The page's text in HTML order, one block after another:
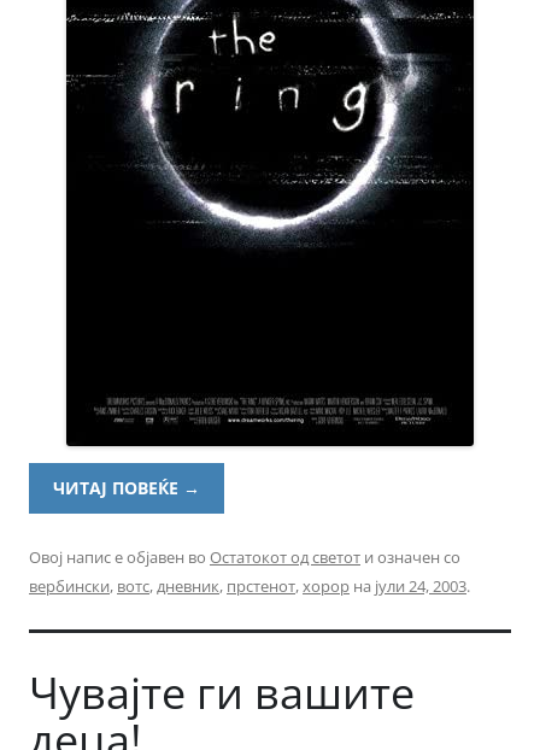
ЧИТАЈ ПОВЕЌЕ →
Овој напис е објавен во Остатокот од светот и означен со
вербински, вотс,дневник, прстенот,хорор на јули 24, 2003.
Чувајте ги вашите